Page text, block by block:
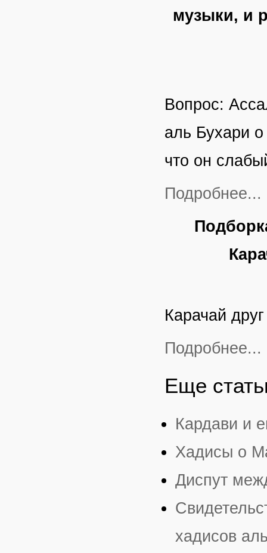
музыки, и
Вопрос:
аль Бухари о
что он
Подробнее...
Карачай
Подробнее...
Еще
Кардави и
Хадисы о
Диспут
хадисов